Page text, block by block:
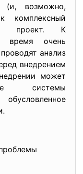
(и, возможно,
комплексный
проект. К
время очень
анализ
внедрением
может
системы